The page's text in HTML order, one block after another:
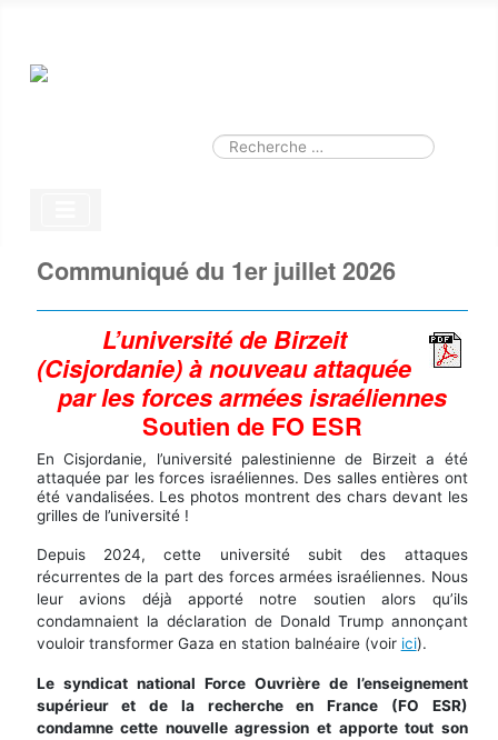
Valider
Communiqué du 1er juillet 2026
L’université de Birzeit
(Cisjordanie) à nouveau attaquée
par les forces armées israéliennes
Soutien de FO ESR
En Cisjordanie, l’université palestinienne de Birzeit a été
attaquée par les forces israéliennes. Des salles entières ont
été vandalisées. Les photos montrent des chars devant les
grilles de l’université !
Depuis 2024, cette université subit des attaques
récurrentes de la part des forces armées israéliennes. Nous
leur avions déjà apporté notre soutien alors qu’ils
condamnaient la déclaration de Donald Trump annonçant
vouloir transformer Gaza en station balnéaire (voir ici).
Le syndicat national Force Ouvrière de l’enseignement
supérieur et de la recherche en France (FO ESR)
condamne cette nouvelle agression et apporte tout son